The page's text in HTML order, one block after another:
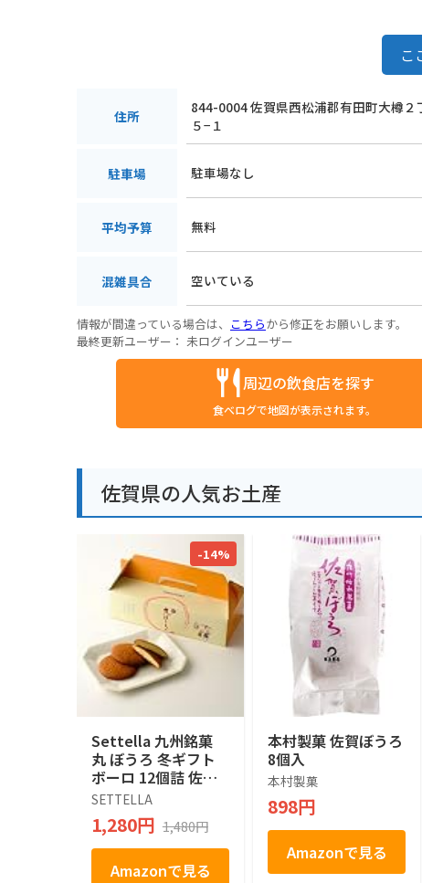
こ
住所
844-0004 佐賀県西松浦郡有田町大樽２
５−１
駐車場 駐車場なし
平均予算 無料
混雑具合 空いている
情報が間違っている場合は、 こちらから修正をお願いします。
最終更新ユーザー： 未ログインユーザー
周辺の飲食店を探す
食べログで地図が表示されます。
佐賀県の人気お土産
-14%
Settella 九州銘菓
丸 ぼうろ 冬ギフト
ボーロ 12個詰 佐賀
お菓子 和菓子ギフト
プレゼント
SETTELLA
1,280円 1,480円
Amazonで見る
本村製菓 佐賀ぼうろ
8個入
本村製菓
898円
Amazonで見る